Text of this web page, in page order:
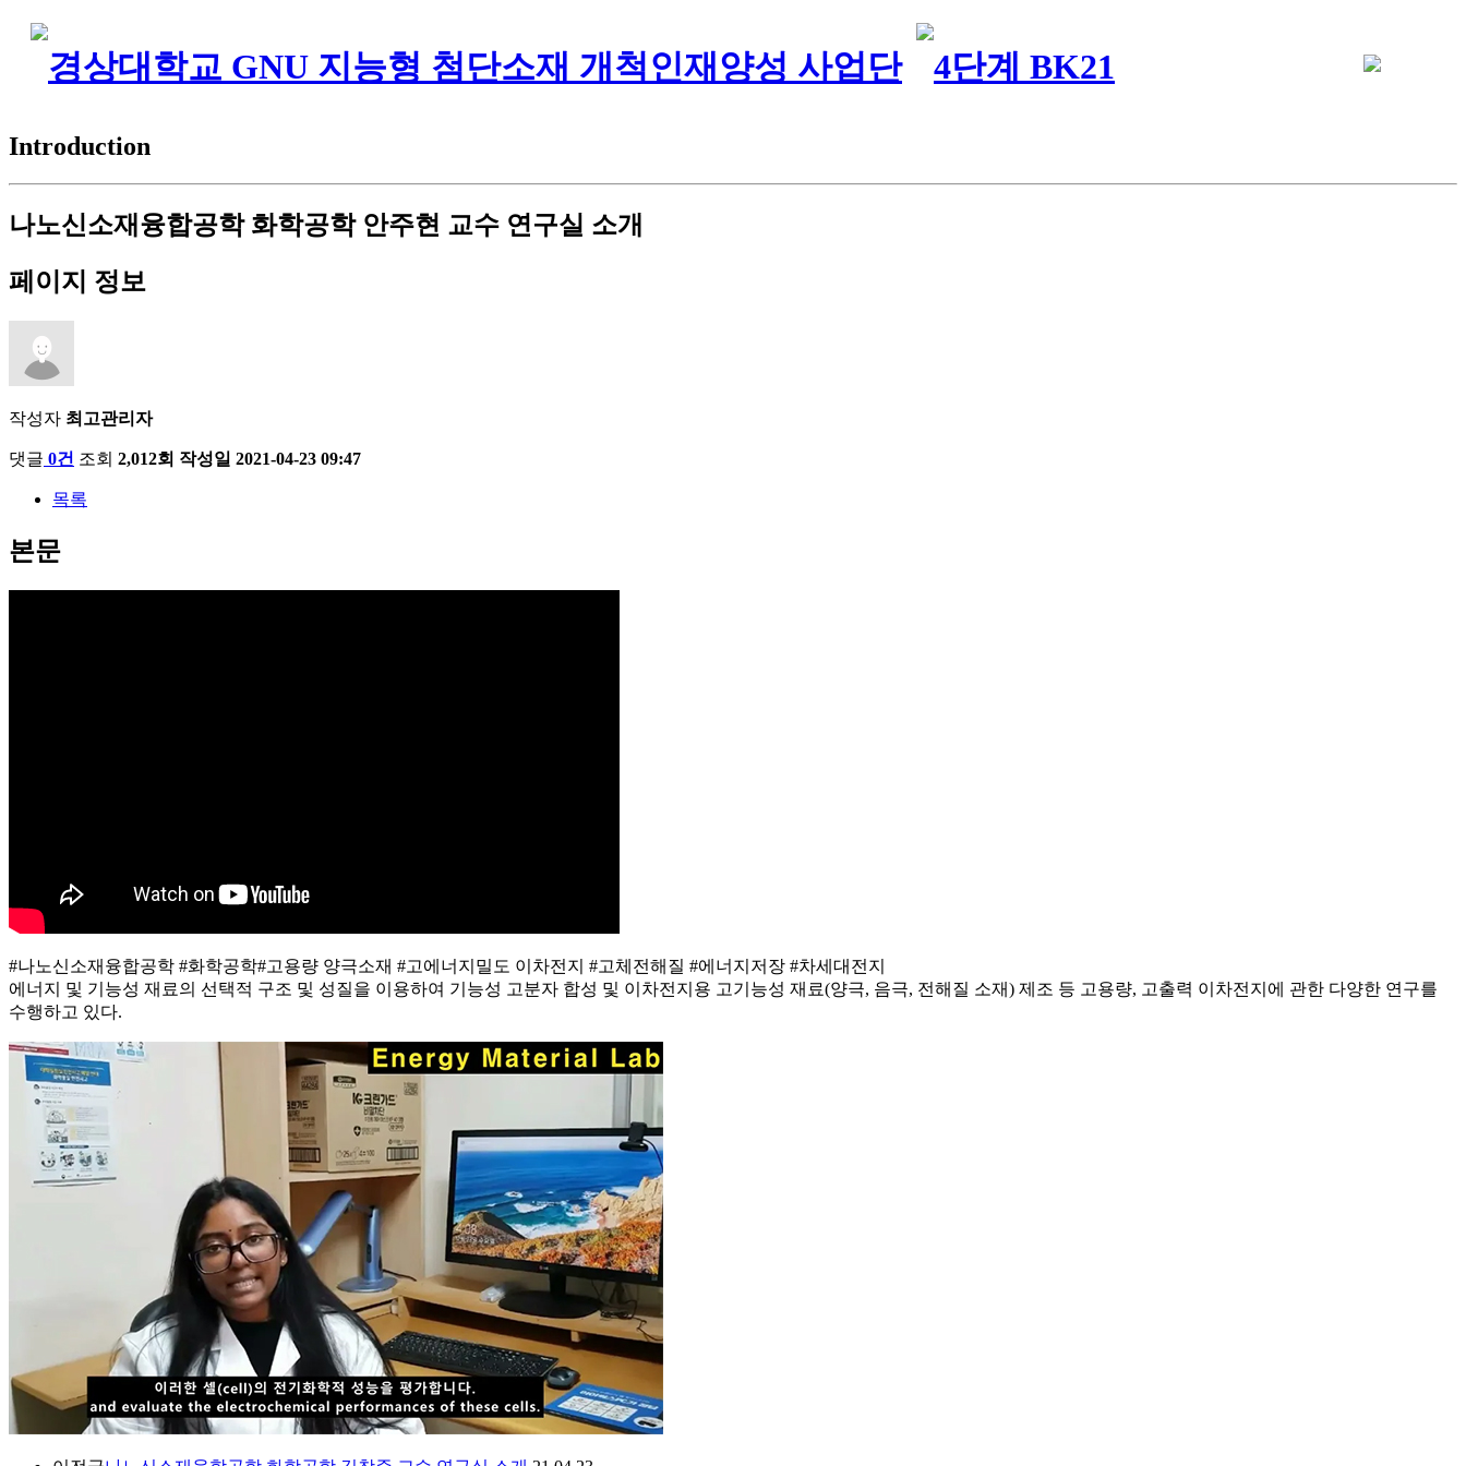
Introduction
나노신소재융합공학 화학공학 안주현 교수 연구실 소개
페이지 정보
작성자 최고관리자
댓글 0건 조회 2,012회 작성일 2021-04-23 09:47
목록
본문
#나노신소재융합공학 #화학공학#고용량 양극소재 #고에너지밀도 이차전지 #고체전해질 #에너지저장 #차세대전지
에너지 및 기능성 재료의 선택적 구조 및 성질을 이용하여 기능성 고분자 합성 및 이차전지용 고기능성 재료(양극, 음극, 전해질 소재) 제조 등 고용량, 고출력 이차전지에 관한 다양한 연구를
수행하고 있다.